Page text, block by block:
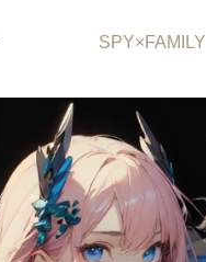
SPY×FAMILY